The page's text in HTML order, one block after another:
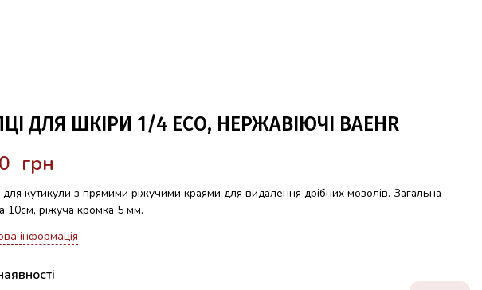
ДЛЯ ШКІРИ 1/4 ECO, НЕРЖАВІЮЧІ BAEHR
грн
для кутикули з прямими ріжучими краями для видалення дрібних мозолів. Загальна
10см, ріжуча кромка 5 мм.
інформація